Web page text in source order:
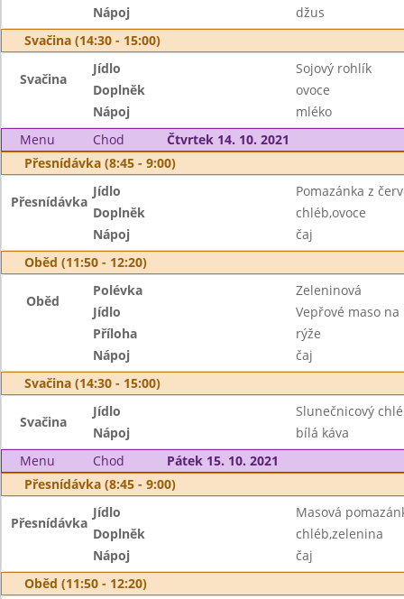
Nápoj
džus
Svačina (14:30 - 15:00)
Svačina
Jídlo
Sojový rohlík
Doplněk
ovoce
Nápoj
mléko
Menu
Chod
Čtvrtek 14. 10. 2021
Přesnídávka (8:45 - 9:00)
Přesnídávka
Jídlo
Pomazánka z
Doplněk
chléb,ovoce
Nápoj
čaj
Oběd (11:50 - 12:20)
Oběd
Polévka
Zeleninová
Jídlo
Vepřové maso na
Příloha
rýže
Nápoj
čaj
Svačina (14:30 - 15:00)
Svačina
Jídlo
Slunečnicový
Nápoj
bílá káva
Menu
Chod
Pátek 15. 10. 2021
Přesnídávka (8:45 - 9:00)
Přesnídávka
Jídlo
Masová
Doplněk
chléb,zelenina
Nápoj
čaj
Oběd (11:50 - 12:20)